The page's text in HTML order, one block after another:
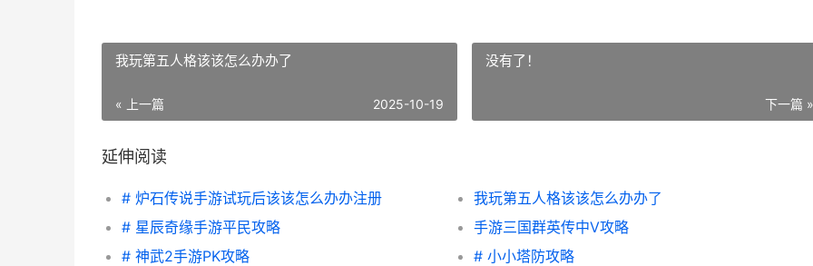
我玩第五人格该该怎么办办了
« 上一篇 2025-10-19
没有了！
下一篇 »
延伸阅读
# 炉石传说手游试玩后该该怎么办办注册
我玩第五人格该该怎么办办了
# 星辰奇缘手游平民攻略
手游三国群英传中V攻略
# 神武2手游PK攻略
# 小小塔防攻略